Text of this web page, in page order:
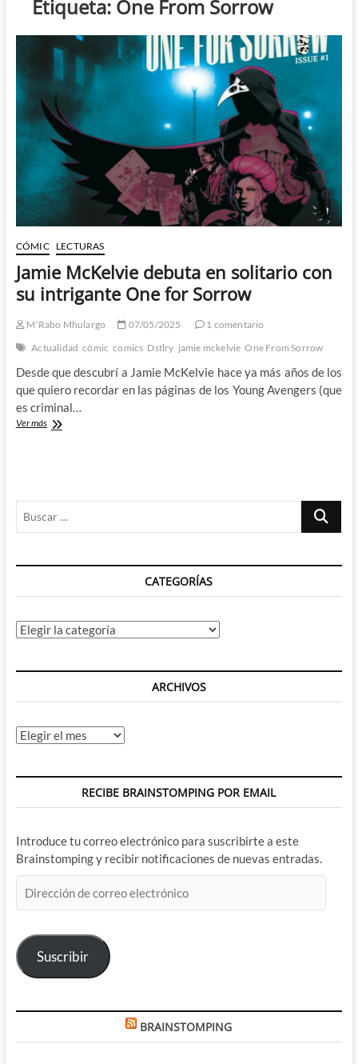
Etiqueta: One From Sorrow
CÓMIC LECTURAS
Jamie McKelvie debuta en solitario con
su intrigante One for Sorrow
M'Rabo Mhulargo 07/05/2025
1 comentario
Actualidad cómic comics Dstlry jamie mckelvie One From Sorrow
Desde que descubrí a Jamie McKelvie hace ya más años de los
que quiero recordar en las páginas de los Young Avengers (que
es criminal…
Ver másJamie
intrigante
Sorrow
Buscar
CATEGORÍAS
Categorías
ARCHIVOS
Archivos
RECIBE BRAINSTOMPING POR EMAIL
Introduce tu correo electrónico para suscribirte a este
Brainstomping y recibir notificaciones de nuevas entradas.
de
electrónico
Suscribir
BRAINSTOMPING